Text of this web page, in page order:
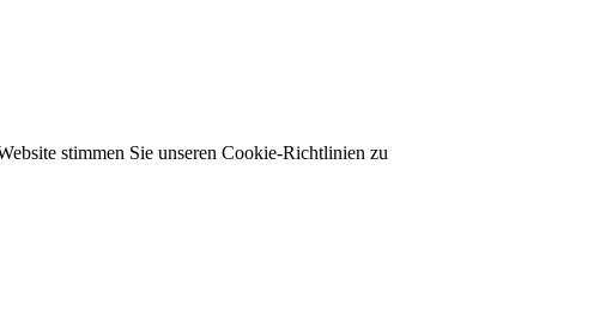
stimmen Sie unseren Cookie-Richtlinien zu